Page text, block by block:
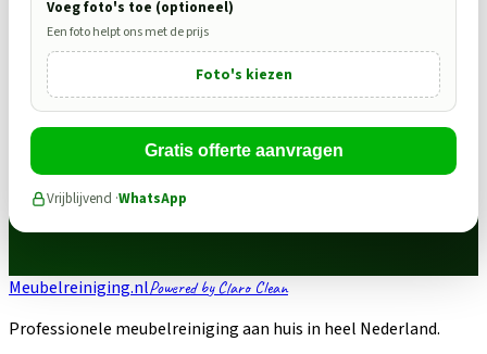
Voeg foto's toe (optioneel)
Een foto helpt ons met de prijs
Foto's kiezen
Gratis offerte aanvragen
Vrijblijvend ·WhatsApp
Meubelreiniging.nlPowered by Claro Clean
Professionele meubelreiniging aan huis in heel Nederland.